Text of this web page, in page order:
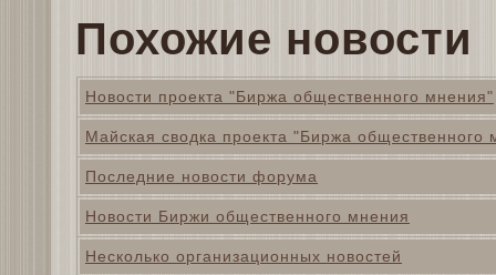
Похожие новости
Новости проекта "Биржа общественного мнения"
Майская сводка проекта "Биржа общественного
Последние новости форума
Новости Биржи общественного мнения
Несколько организационных новостей